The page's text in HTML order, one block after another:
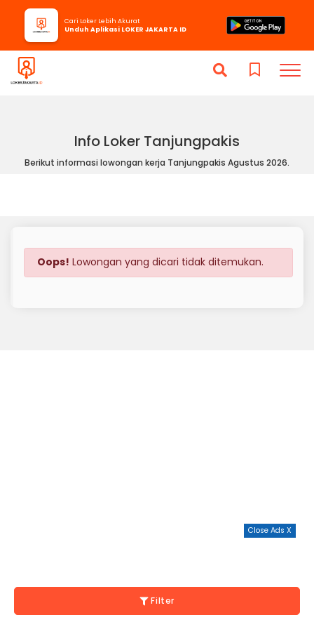
Info Loker Tanjungpakis
Berikut informasi lowongan kerja Tanjungpakis Agustus 2026.
Cari Loker Lebih Akurat
Unduh Aplikasi LOKER JAKARTA ID
Oops! Lowongan yang dicari tidak ditemukan.
Close Ads X
Filter